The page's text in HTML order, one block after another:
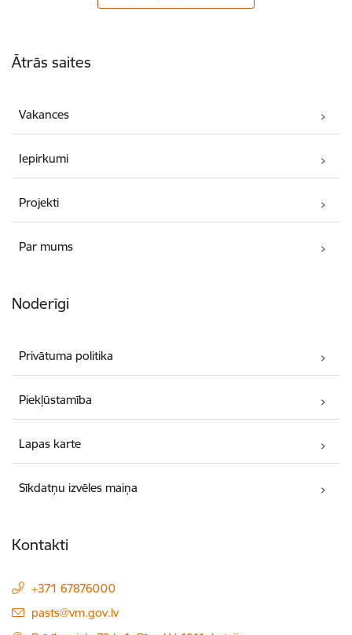
Ātrās saites
Vakances
Iepirkumi
Projekti
Par mums
Noderīgi
Privātuma politika
Piekļūstamība
Lapas karte
Sīkdatņu izvēles maiņa
Kontakti
+371 67876000
E-pasts:
pasts@vm.gov.lv